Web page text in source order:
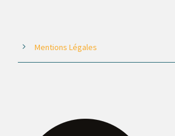
Mentions Légales